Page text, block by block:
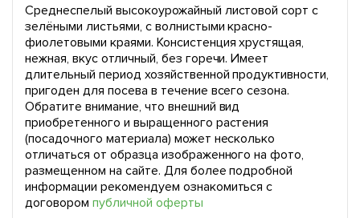
Среднеспелый высокоурожайный листовой сорт с
зелёными листьями, с волнистыми красно-
фиолетовыми краями. Консистенция хрустящая,
нежная, вкус отличный, без горечи. Имеет
длительный период хозяйственной продуктивности,
пригоден для посева в течение всего сезона.
Обратите внимание, что внешний вид
приобретенного и выращенного растения
(посадочного материала) может несколько
отличаться от образца изображенного на фото,
размещенном на сайте. Для более подробной
информации рекомендуем ознакомиться с
договором публичной оферты